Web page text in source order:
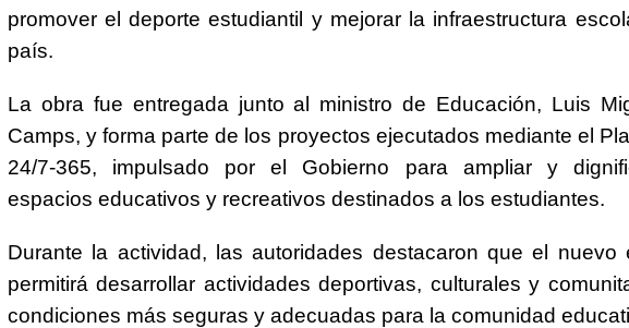
promover el deporte estudiantil y mejorar la infraestructura
país.
La obra fue entregada junto al ministro de Educación, Luis
Camps, y forma parte de los proyectos ejecutados mediante el
24/7-365, impulsado por el Gobierno para ampliar y
espacios educativos y recreativos destinados a los estudiantes.
Durante la actividad, las autoridades destacaron que el nuevo
permitirá desarrollar actividades deportivas, culturales y
condiciones más seguras y adecuadas para la comunidad